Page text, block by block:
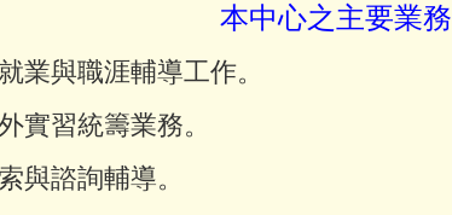
本中心之主要業務
業與職涯輔導工作。
實習統籌業務。
與諮詢輔導。